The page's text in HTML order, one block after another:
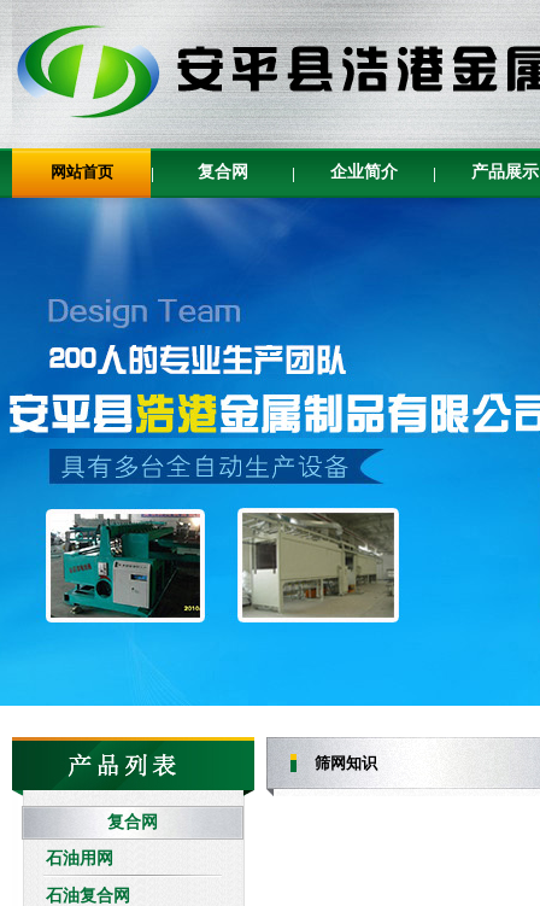
网站首页 | 复合网 | 企业简介 | 产品展示
复合网
石油用网
石油复合网
筛网知识